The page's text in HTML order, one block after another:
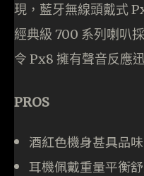
現，藍牙無線頭戴式
經典級 700 系列喇叭
令 Px8 擁有聲音反應
PROS
酒紅色機身甚具品味
耳機佩戴重量平衡舒